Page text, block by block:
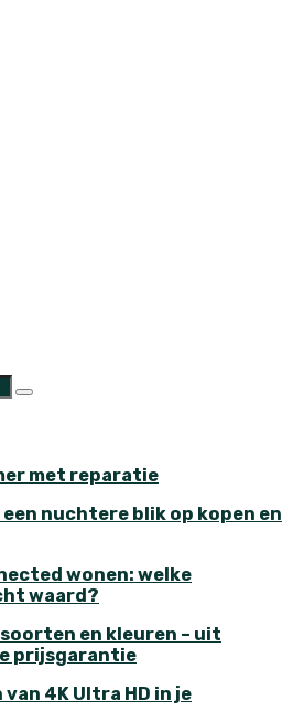
met reparatie
een nuchtere blik op kopen en
wonen: welke
waard?
en kleuren – uit
prijsgarantie
4K Ultra HD in je